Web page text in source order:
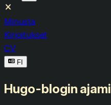
Minusta
Kirjoitukset
CV
FI
Hugo-blogin